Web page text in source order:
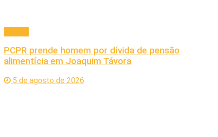
PCPR prende homem por dívida de pensão
alimentícia em Joaquim Távora
5 de agosto de 2026